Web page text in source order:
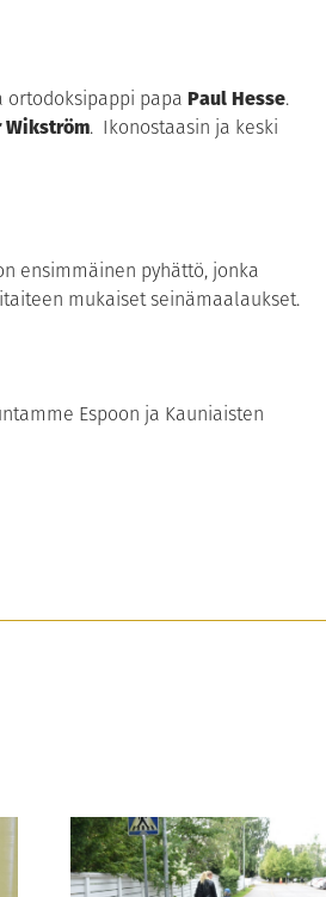
papa Paul Hesse.
Wikström. Ikonostaasin ja keski
ensimmäinen pyhättö, jonka
mukaiset seinämaalaukset.
Espoon ja Kauniaisten